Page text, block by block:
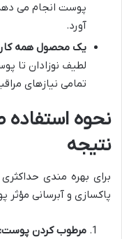
پوست انجام می
آورد.
یک محصول همه
لطیف نوزادان تا
تمامی نیازهای
نحوه
نتیجه
برای بهره مندی حداکثری
پاکسازی و آبرسانی
مرطوب کردن پوست: